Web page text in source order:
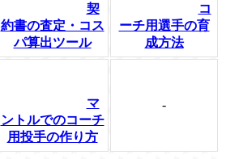
契
約書の査定・コス
パ算出ツール
コ
ーチ用選手の育
成方法
マ
ントルでのコーチ
用投手の作り方
-